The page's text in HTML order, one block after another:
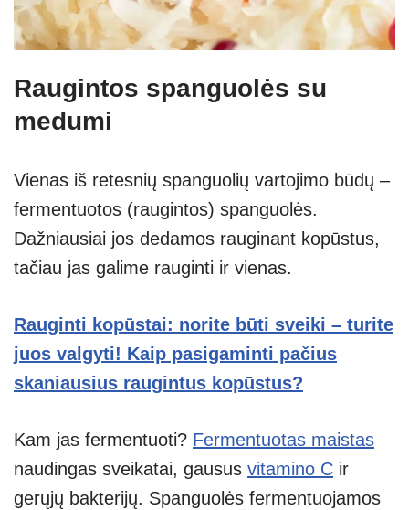
Raugintos spanguolės su
medumi
Vienas iš retesnių spanguolių vartojimo būdų –
fermentuotos (raugintos) spanguolės.
Dažniausiai jos dedamos rauginant kopūstus,
tačiau jas galime rauginti ir vienas.
Rauginti kopūstai: norite būti sveiki – turite
juos valgyti! Kaip pasigaminti pačius
skaniausius raugintus kopūstus?
Kam jas fermentuoti? Fermentuotas maistas
naudingas sveikatai, gausus vitamino C ir
gerųjų bakterijų. Spanguolės fermentuojamos